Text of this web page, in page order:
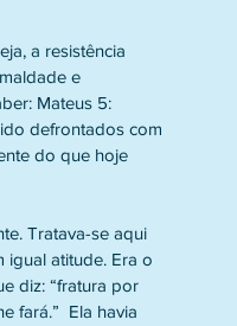
e
Mateus 5:
defrontados com
do que hoje
igual atitude. Era o
diz: “fratura por
fará.”  Ela havia